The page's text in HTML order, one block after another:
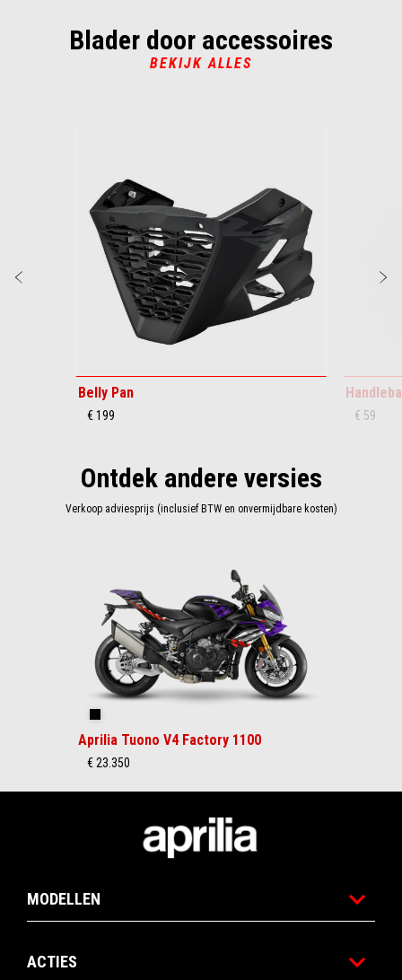
Blader door accessoires
BEKIJK ALLES
Belly Pan
€ 199 € 59
Ontdek andere versies
Verkoop adviesprijs (inclusief BTW en onvermijdbare kosten)
Aprilia Tuono V4 Factory 1100
€ 23.350
MODELLEN
ACTIES